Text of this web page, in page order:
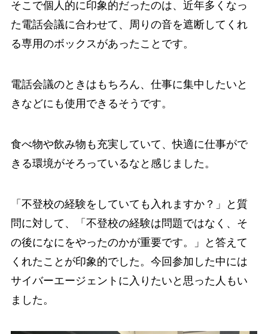
そこで個人的に印象的だったのは、近年多くなっ
た電話会議に合わせて、周りの音を遮断してくれ
る専用のボックスがあったことです。
電話会議のときはもちろん、仕事に集中したいと
きなどにも使用できるそうです。
食べ物や飲み物も充実していて、快適に仕事がで
きる環境がそろっているなと感じました。
「不登校の経験をしていても入れますか？」と質
問に対して、「不登校の経験は問題ではなく、そ
の後になにをやったのかが重要です。」と答えて
くれたことが印象的でした。今回参加した中には
サイバーエージェントに入りたいと思った人もい
ました。